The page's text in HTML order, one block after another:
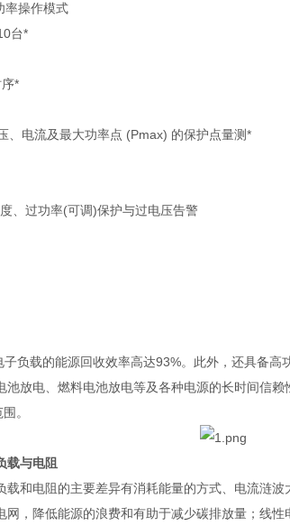
率操作模式
台*
*
、电流及最大功率点 (Pmax) 的保护点量测*
度、过功率(可调)保护与过电压告警
子负载的能源回收效率高达93%。此外，还具备高
池放电、燃料电池放电等及各种电源的长时间信赖
。
载与电阻
载和电阻的主要差异有消耗能量的方式、电流涟
网，降低能源的浪费和有助于减少碳排放量；线